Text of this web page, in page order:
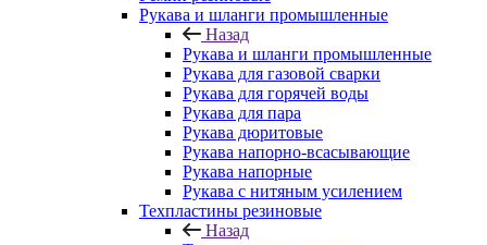
Рукава и шланги промышленные
Назад
Рукава и шланги промышленные
Рукава для газовой сварки
Рукава для горячей воды
Рукава для пара
Рукава дюритовые
Рукава напорно-всасывающие
Рукава напорные
Рукава с нитяным усилением
Техпластины резиновые
Назад